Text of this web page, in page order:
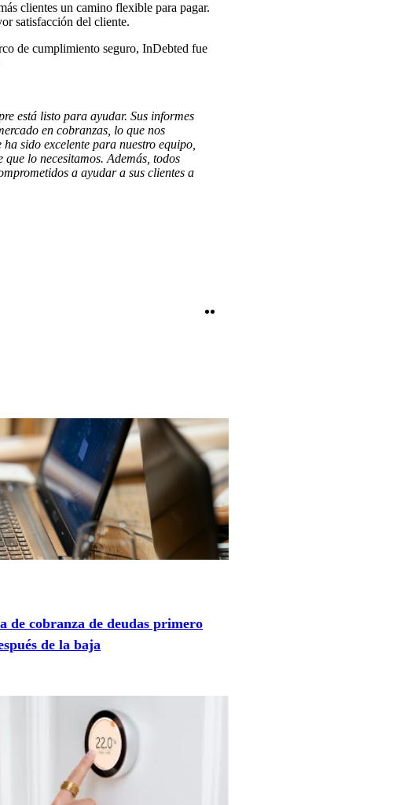
clientes un camino flexible para pagar.
satisfacción del cliente.
de cumplimiento seguro, InDebted fue
está listo para ayudar. Sus informes
en cobranzas, lo que nos
sido excelente para nuestro equipo,
lo necesitamos. Además, todos
a ayudar a sus clientes a
de cobranza de deudas primero
de la baja